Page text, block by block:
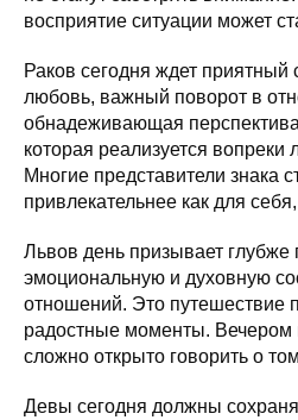
восприятие ситуации может
Раков сегодня ждет
любовь, важный поворот в
обнадеживающая
которая реализуется
Многие представители знака
привлекательнее как для
Львов день призывает глубже
эмоциональную и духовную
отношений. Это путешествие
радостные моменты. Вечером
сложно открыто говорить о
Девы сегодня должны